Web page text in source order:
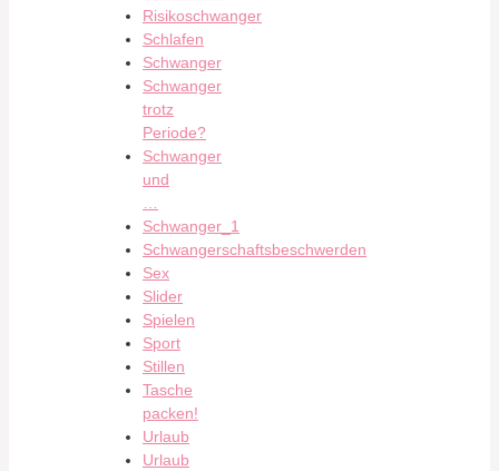
Risikoschwanger
Schlafen
Schwanger
Schwanger
trotz
Periode?
Schwanger
und
Schwanger_1
Schwangerschaftsbeschwerden
Sex
Slider
Spielen
Sport
Stillen
Tasche
packen!
Urlaub
Urlaub